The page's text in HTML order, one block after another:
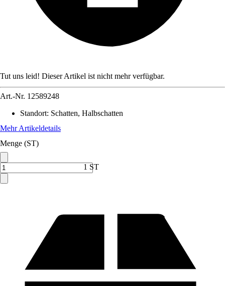
Tut uns leid! Dieser Artikel ist nicht mehr verfügbar.
Art.-Nr. 12589248
Standort: Schatten, Halbschatten
Mehr Artikeldetails
Menge (ST)
1 ST